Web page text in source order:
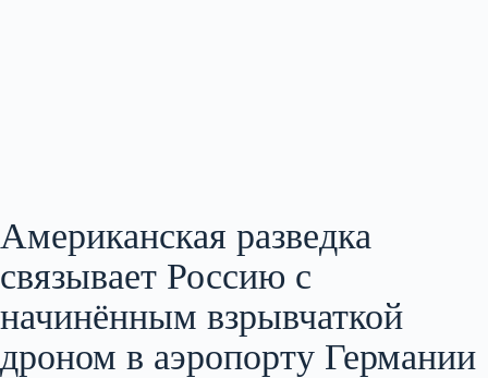
Американская разведка
связывает Россию с
начинённым взрывчаткой
дроном в аэропорту Германии